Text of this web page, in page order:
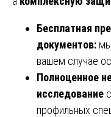
Бесплатная
документов:
вашем случае
Полноценное
исследование
профильных